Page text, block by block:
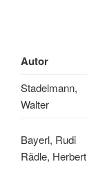
Autor
Stadelmann,
Walter
Bayerl, Rudi
Rädle, Herbert